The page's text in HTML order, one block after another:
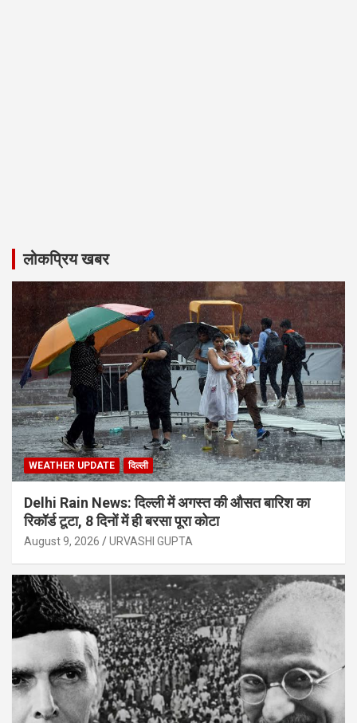
लोकप्रिय खबर
WEATHER UPDATE दिल्ली
Delhi Rain News: दिल्ली में अगस्त की औसत बारिश का
रिकॉर्ड टूटा, 8 दिनों में ही बरसा पूरा कोटा
August 9, 2026 URVASHI GUPTA